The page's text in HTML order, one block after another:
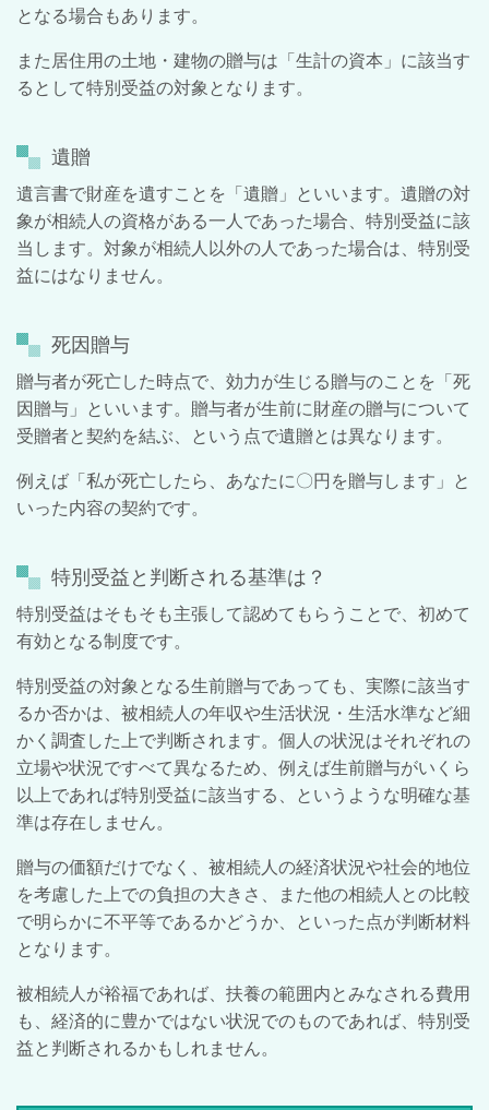
となる場合もあります。
また居住用の土地・建物の贈与は「生計の資本」に該当す
るとして特別受益の対象となります。
遺贈
遺言書で財産を遺すことを「遺贈」といいます。遺贈の対
象が相続人の資格がある一人であった場合、特別受益に該
当します。対象が相続人以外の人であった場合は、特別受
益にはなりません。
死因贈与
贈与者が死亡した時点で、効力が生じる贈与のことを「死
因贈与」といいます。贈与者が生前に財産の贈与について
受贈者と契約を結ぶ、という点で遺贈とは異なります。
例えば「私が死亡したら、あなたに〇円を贈与します」と
いった内容の契約です。
特別受益と判断される基準は？
特別受益はそもそも主張して認めてもらうことで、初めて
有効となる制度です。
特別受益の対象となる生前贈与であっても、実際に該当す
るか否かは、被相続人の年収や生活状況・生活水準など細
かく調査した上で判断されます。個人の状況はそれぞれの
立場や状況ですべて異なるため、例えば生前贈与がいくら
以上であれば特別受益に該当する、というような明確な基
準は存在しません。
贈与の価額だけでなく、被相続人の経済状況や社会的地位
を考慮した上での負担の大きさ、また他の相続人との比較
で明らかに不平等であるかどうか、といった点が判断材料
となります。
被相続人が裕福であれば、扶養の範囲内とみなされる費用
も、経済的に豊かではない状況でのものであれば、特別受
益と判断されるかもしれません。